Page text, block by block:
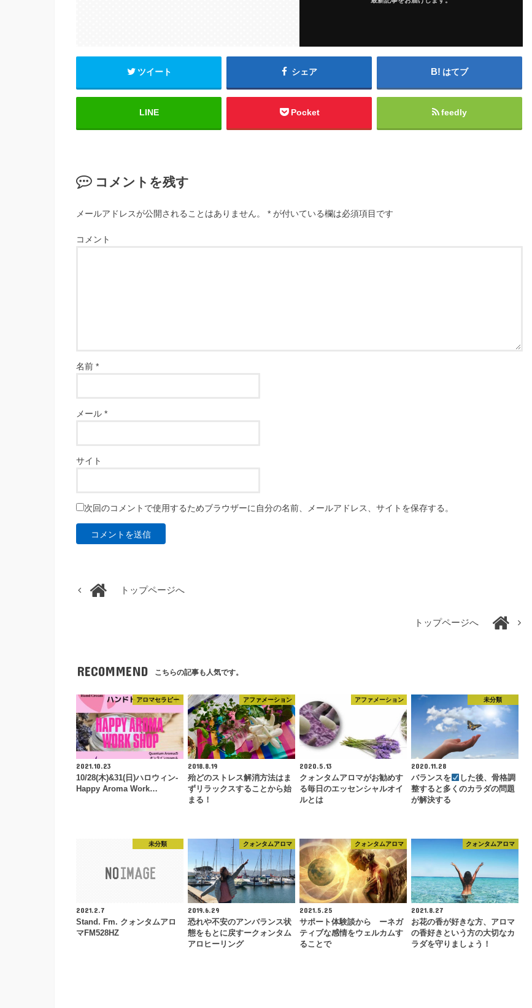
ツイート シェア はてブ
LINE Pocket feedly
コメントを残す
メールアドレスが公開されることはありません。 * が付いている欄は必須項目です
コメント
名前 *
メール *
サイト
次回のコメントで使用するためブラウザーに自分の名前、メールアドレス、サイトを保存する。
トップページへ
トップページへ
RECOMMEND こちらの記事も人気です。
アロマセラピー
2021.10.23
10/28(木)&31(日)ハロウィン-
Happy Aroma Work…
アファメーション
2018.8.19
殆どのストレス解消方法はま
ずリラックスすることから始
まる！
アファメーション
2020.5.13
クォンタムアロマがお勧めす
る毎日のエッセンシャルオイ
ルとは
未分類
2020.11.28
バランスを
した後、骨格調
整すると多くのカラダの問題
が解決する
未分類
2021.2.7
Stand. Fm. クォンタムアロ
マFM528HZ
クォンタムアロマ
2019.6.29
恐れや不安のアンバランス状
態をもとに戻すークォンタム
アロヒーリング
クォンタムアロマ
2021.5.25
サポート体験談から ーネガ
ティブな感情をウェルカムす
ることで
クォンタムアロマ
2021.8.27
お花の香が好きな方、アロマ
の香好きという方の大切なカ
ラダを守りましょう！